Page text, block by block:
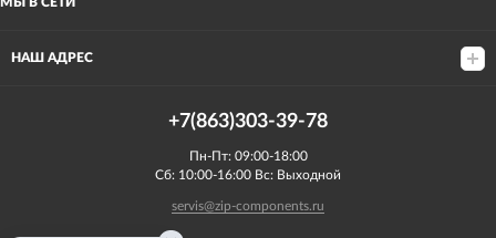
НАШ АДРЕС
+7(863)303-39-78
Пн-Пт: 09:00-18:00
Сб: 10:00-16:00 Вс: Выходной
servis@zip-components.ru